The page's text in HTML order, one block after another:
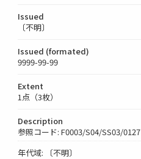
Issued
〔不明〕
Issued (formated)
9999-99-99
Extent
1点（3枚）
Description
参照コード: F0003/S04/SS03/0127
年代域: 〔不明〕